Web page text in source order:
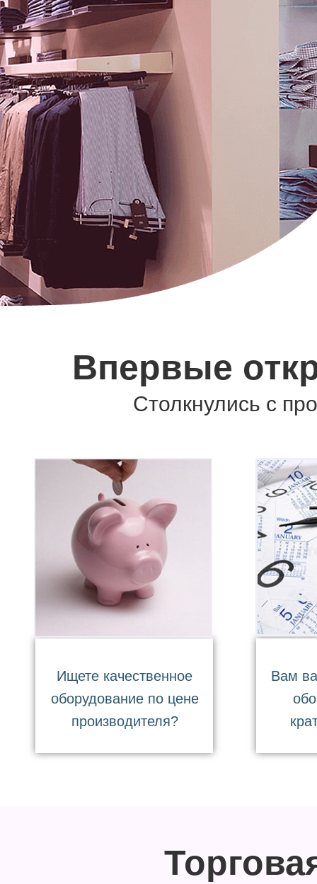
Вам
Впервые
Ищете качественное
оборудование по цене
производителя?
Столкнулись с